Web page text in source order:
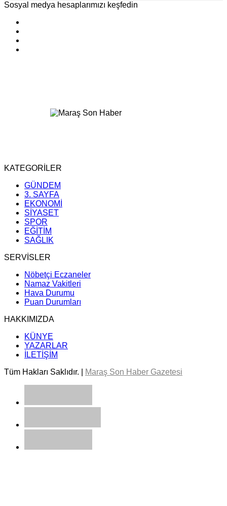
Sosyal medya hesaplarımızı keşfedin
KATEGORİLER
GÜNDEM
3. SAYFA
EKONOMİ
SİYASET
SPOR
EĞİTİM
SAĞLIK
SERVİSLER
Nöbetçi Eczaneler
Namaz Vakitleri
Hava Durumu
Puan Durumları
HAKKIMIZDA
KÜNYE
YAZARLAR
İLETİŞİM
Tüm Hakları Saklıdır. |
Maraş Son Haber Gazetesi